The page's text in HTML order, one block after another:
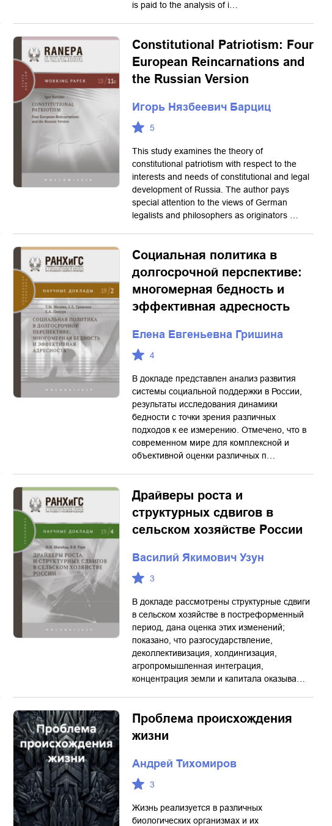
is paid to the analysis of i…
Constitutional Patriotism: Four
European Reincarnations and
the Russian Version
Игорь Нязбеевич Барциц
5
This study examines the theory of
constitutional patriotism with respect to the
interests and needs of constitutional and legal
development of Russia. The author pays
special attention to the views of German
legalists and philosophers as originators …
Социальная политика в
долгосрочной перспективе:
многомерная бедность и
эффективная адресность
Елена Евгеньевна Гришина
4
В докладе представлен анализ развития
системы социальной поддержки в России,
результаты исследования динамики
бедности с точки зрения различных
подходов к ее измерению. Отмечено, что в
современном мире для комплексной и
объективной оценки различных п…
Драйверы роста и
структурных сдвигов в
сельском хозяйстве России
Василий Якимович Узун
3
В докладе рассмотрены структурные сдвиги
в сельском хозяйстве в постреформенный
период, дана оценка этих изменений;
показано, что разгосударствление,
деколлективизация, холдингизация,
агропромышленная интеграция,
концентрация земли и капитала оказыва…
Проблема происхождения
жизни
Андрей Тихомиров
3
Жизнь реализуется в различных
биологических организмах и их